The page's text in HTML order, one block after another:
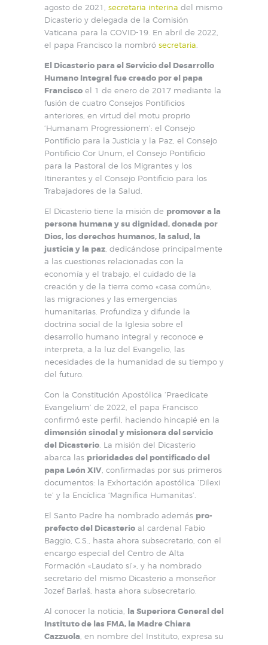
agosto de 2021, secretaria interina del mismo
Dicasterio y delegada de la Comisión
Vaticana para la COVID-19. En abril de 2022,
el papa Francisco la nombró secretaria
El Dicasterio para el Servicio del Desarrollo
Humano Integral fue creado por el papa
Francisco el 1 de enero de 2017 mediante la
fusión de cuatro Consejos Pontificios
anteriores, en virtud del motu proprio
‘Humanam Progressionem’: el Consejo
Pontificio para la Justicia y la Paz, el Consejo
Pontificio Cor Unum, el Consejo Pontificio
para la Pastoral de los Migrantes y los
Itinerantes y el Consejo Pontificio para los
Trabajadores de la Salud.
El Dicasterio tiene la misión de promover a la
persona humana y su dignidad, donada por
Dios, los derechos humanos, la salud, la
justicia y la paz , dedicándose principalmente
a las cuestiones relacionadas con la
economía y el trabajo, el cuidado de la
creación y de la tierra como «casa común»,
las migraciones y las emergencias
humanitarias. Profundiza y difunde la
doctrina social de la Iglesia sobre el
desarrollo humano integral y reconoce e
interpreta, a la luz del Evangelio, las
necesidades de la humanidad de su tiempo y
del futuro.
Con la Constitución Apostólica ‘Praedicate
Evangelium’ de 2022, el papa Francisco
confirmó este perfil, haciendo hincapié en la
dimensión sinodal y misionera del servicio
del Dicasterio . La misión del Dicasterio
abarca las prioridades del pontificado del
papa León XIV , confirmadas por sus primeros
documentos: la Exhortación apostólica ‘Dilexi
te’ y la Encíclica ‘Magnifica Humanitas’.
El Santo Padre ha nombrado además pro-
prefecto del Dicasterio al cardenal Fabio
Baggio, C.S., hasta ahora subsecretario, con el
encargo especial del Centro de Alta
Formación «Laudato si’», y ha nombrado
secretario del mismo Dicasterio a monseñor
Jozef Barlaš, hasta ahora subsecretario.
Al conocer la noticia, la Superiora General del
Instituto de las FMA, la Madre Chiara
Cazzuola , en nombre del Instituto, expresa su